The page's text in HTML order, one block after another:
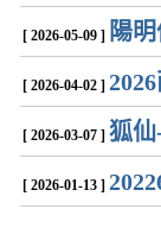
[ 2026-05-09 ] 陽
[ 2026-04-02 ]
[ 2026-03-07 ] 狐
[ 2026-01-13 ]